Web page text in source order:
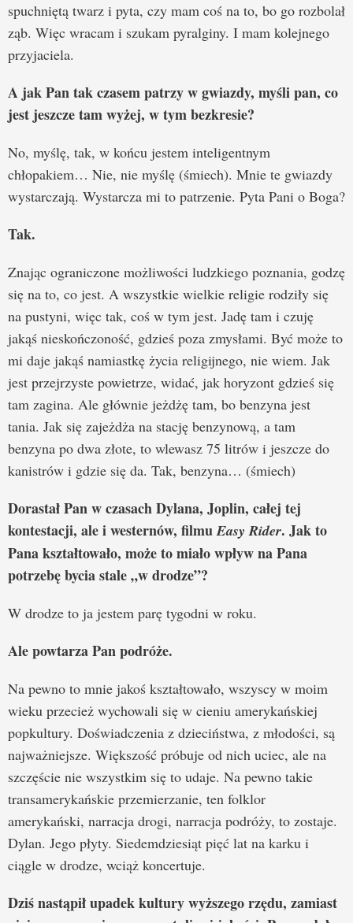
spuchniętą twarz i pyta, czy mam coś na to, bo go rozbolał
ząb. Więc wracam i szukam pyralginy. I mam kolejnego
przyjaciela.
A jak Pan tak czasem patrzy w gwiazdy, myśli pan, co
jest jeszcze tam wyżej, w tym bezkresie?
No, myślę, tak, w końcu jestem inteligentnym
chłopakiem… Nie, nie myślę (śmiech). Mnie te gwiazdy
wystarczają. Wystarcza mi to patrzenie. Pyta Pani o Boga?
Tak.
Znając ograniczone możliwości ludzkiego poznania, godzę
się na to, co jest. A wszystkie wielkie religie rodziły się
na pustyni, więc tak, coś w tym jest. Jadę tam i czuję
jakąś nieskończoność, gdzieś poza zmysłami. Być może to
mi daje jakąś namiastkę życia religijnego, nie wiem. Jak
jest przejrzyste powietrze, widać, jak horyzont gdzieś się
tam zagina. Ale głównie jeżdżę tam, bo benzyna jest
tania. Jak się zajeżdża na stację benzynową, a tam
benzyna po dwa złote, to wlewasz 75 litrów i jeszcze do
kanistrów i gdzie się da. Tak, benzyna… (śmiech)
Dorastał Pan w czasach Dylana, Joplin, całej tej
kontestacji, ale i westernów, filmuEasy Rider. Jak to
Pana kształtowało, może to miało wpływ na Pana
potrzebę bycia stale „w drodze”?
W drodze to ja jestem parę tygodni w roku.
Ale powtarza Pan podróże.
Na pewno to mnie jakoś kształtowało, wszyscy w moim
wieku przecież wychowali się w cieniu amerykańskiej
popkultury. Doświadczenia z dzieciństwa, z młodości, są
najważniejsze. Większość próbuje od nich uciec, ale na
szczęście nie wszystkim się to udaje. Na pewno takie
transamerykańskie przemierzanie, ten folklor
amerykański, narracja drogi, narracja podróży, to zostaje.
Dylan. Jego płyty. Siedemdziesiąt pięć lat na karku i
ciągle w drodze, wciąż koncertuje.
Dziś nastąpił upadek kultury wyższego rzędu, zamiast